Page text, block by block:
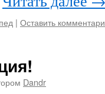
| Оставить
Dandr